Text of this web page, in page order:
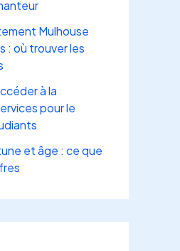
Mulhouse
: où trouver les
à la
pour le
et âge : ce que